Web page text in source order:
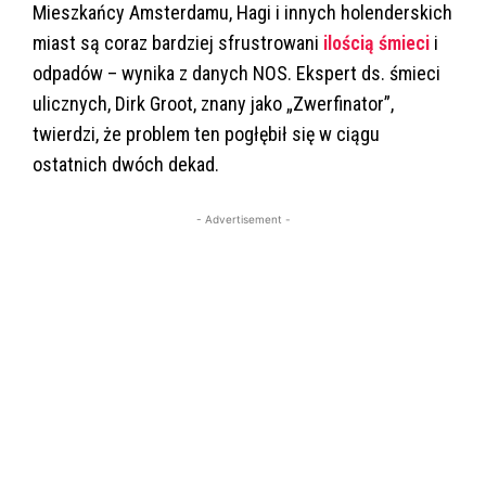
Mieszkańcy Amsterdamu, Hagi i innych holenderskich
miast są coraz bardziej sfrustrowani ilością śmieci i
odpadów – wynika z danych NOS. Ekspert ds. śmieci
ulicznych, Dirk Groot, znany jako „Zwerfinator”,
twierdzi, że problem ten pogłębił się w ciągu
ostatnich dwóch dekad.
- Advertisement -